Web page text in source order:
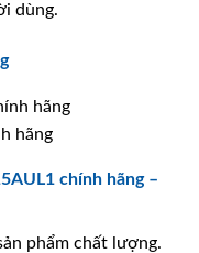
dùng.
hãng
chính hãng –
phẩm chất lượng.